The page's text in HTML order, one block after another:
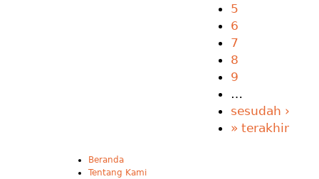
5
6
7
8
9
…
sesudah ›
» terakhir
Beranda
Tentang Kami